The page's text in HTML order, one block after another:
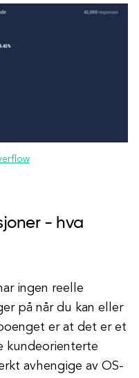
- hva
ingen reelle
på når du kan eller
er at det er et
kundeorienterte
avhengige av OS-